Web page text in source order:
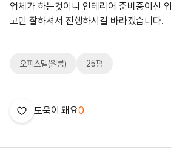
업체가 하는것이니 인테리어 준비중이신
고민 잘하셔서 진행하시길 바라겠습니다.
오피스텔(원룸) 25평
도움이 돼요0